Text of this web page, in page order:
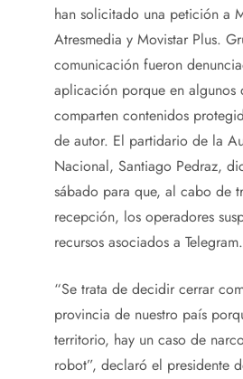
han solicitado una petición a
Atresmedia y Movistar Plus.
comunicación fueron
aplicación porque en algunos
comparten contenidos
de autor. El partidario de la
Nacional, Santiago Pedraz,
sábado para que, al cabo de
recepción, los operadores
recursos asociados a Telegram.
“Se trata de decidir cerrar
provincia de nuestro país
territorio, hay un caso de
robot”, declaró el presidente